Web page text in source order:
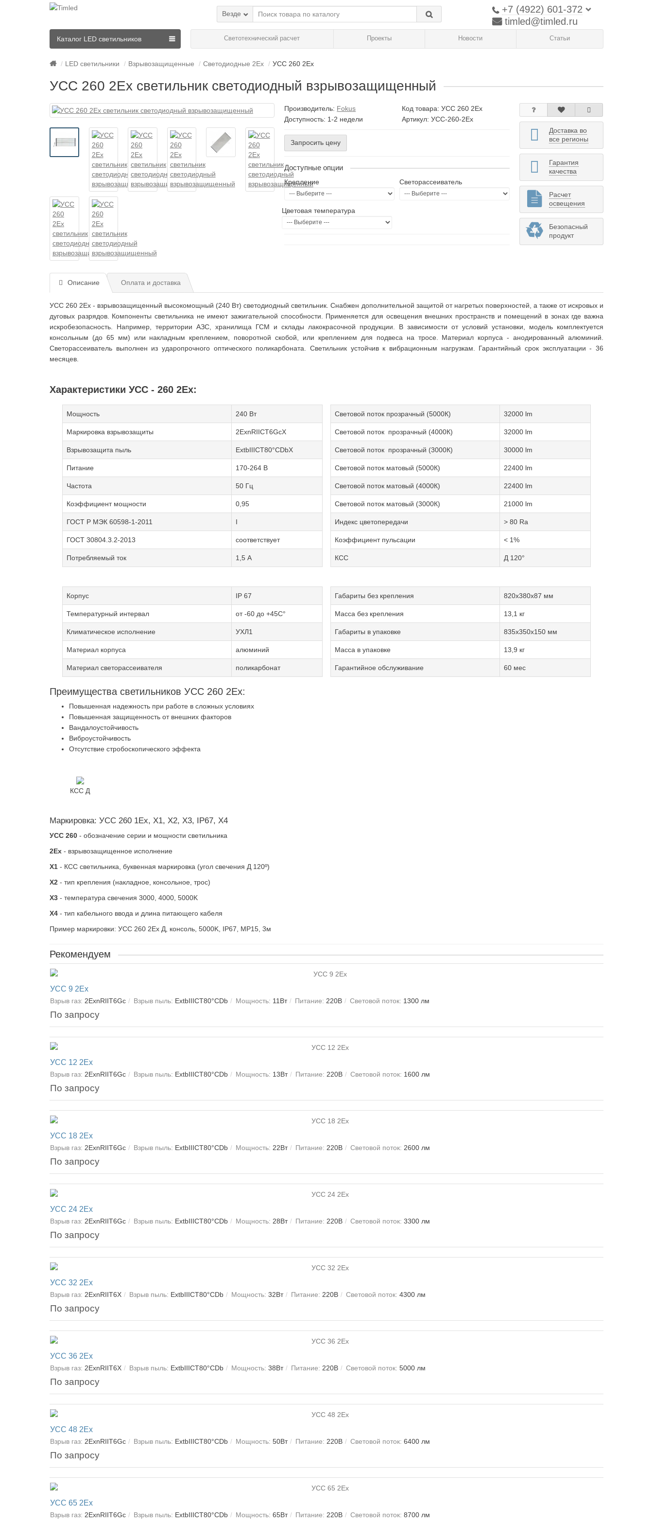
+7 (4922) 601-372
timled@timled.ru
Везде
Светотехнический расчет Проекты Новости Статьи
Каталог LED светильников
LED светильники Взрывозащищенные Светодиодные 2Ex УСС 260 2Ex
УСС 260 2Ex светильник светодиодный взрывозащищенный
Производитель: Fokus Код товара: УСС 260 2Ex
Доступность: 1-2 недели
Артикул: УСС-260-2Ex
Запросить цену
Доступные опции
Крепление Светорассеиватель
Цветовая температура
Доставка во
все регионы
Гарантия
качества
Расчет
освещения
Безопасный
продукт
Описание Оплата и доставка
УСС 260 2Ex - взрывозащищенный высокомощный (240 Вт) светодиодный светильник. Снабжен дополнительной защитой от нагретых поверхностей, а также от искровых и
дуговых разрядов. Компоненты светильника не имеют зажигательной способности. Применяется для освещения внешних пространств и помещений в зонах где важна
искробезопасность. Например, территории АЗС, хранилища ГСМ и склады лакокрасочной продукции. В зависимости от условий установки, модель комплектуется
консольным (до 65 мм) или накладным креплением, поворотной скобой, или креплением для подвеса на тросе. Материал корпуса - анодированный алюминий.
Светорассеиватель выполнен из ударопрочного оптического поликарбоната. Светильник устойчив к вибрационным нагрузкам. Гарантийный срок эксплуатации - 36
месяцев.
Характеристики УСС - 260 2Ex:
Мощность 240 Вт
Маркировка взрывозащиты 2ExnRІІCT6GcX
Взрывозащита пыль ExtbIIIСT80°CDbX
Питание 170-264 В
Частота 50 Гц
Коэффициент мощности 0,95
ГОСТ Р МЭК 60598-1-2011 I
ГОСТ 30804.3.2-2013 соответствует
Потребляемый ток 1,5 А
Световой поток прозрачный (5000К) 32000 lm
Световой поток прозрачный (4000К) 32000 lm
Световой поток прозрачный (3000К) 30000 lm
Световой поток матовый (5000К) 22400 lm
Световой поток матовый (4000К) 22400 lm
Световой поток матовый (3000К) 21000 lm
Индекс цветопередачи > 80 Ra
Коэффициент пульсации < 1%
КСС Д 120°
Корпус IP 67
Температурный интервал от -60 до +45С°
Климатическое исполнение УХЛ1
Материал корпуса алюминий
Материал светорассеивателя поликарбонат
Габариты без крепления 820х380х87 мм
Масса без крепления 13,1 кг
Габариты в упаковке 835х350х150 мм
Масса в упаковке 13,9 кг
Гарантийное обслуживание 60 мес
Преимущества светильников УСС 260 2Ex:
Повышенная надежность при работе в сложных условиях
Повышенная защищенность от внешних факторов
Вандалоустойчивость
Виброустойчивость
Отсутствие стробоскопического эффекта
КСС Д
Маркировка: УСС 260 1Ex, X1, X2, X3, IP67, X4
УСС 260 - обозначение серии и мощности светильника
2Ex - взрывозащищенное исполнение
X1 - КСС светильника, буквенная маркировка (угол свечения Д 120º)
X2 - тип крепления (накладное, консольное, трос)
X3 - температура свечения 3000, 4000, 5000K
X4 - тип кабельного ввода и длина питающего кабеля
Пример маркировки: УСС 260 2Ex Д, консоль, 5000K, IP67, MР15, 3м
Рекомендуем
УСС 9 2Ex
Взрыв газ: 2ExnRІІT6Gc Взрыв пыль: ExtbIIIСT80°CDb Мощность: 11Вт Питание: 220В Световой поток: 1300 лм
По запросу
УСС 12 2Ex
Взрыв газ: 2ExnRІІT6Gc Взрыв пыль: ExtbIIIСT80°CDb Мощность: 13Вт Питание: 220В Световой поток: 1600 лм
По запросу
УСС 18 2Ex
Взрыв газ: 2ExnRІІT6Gc Взрыв пыль: ExtbIIIСT80°CDb Мощность: 22Вт Питание: 220В Световой поток: 2600 лм
По запросу
УСС 24 2Ex
Взрыв газ: 2ExnRІІT6Gc Взрыв пыль: ExtbIIIСT80°CDb Мощность: 28Вт Питание: 220В Световой поток: 3300 лм
По запросу
УСС 32 2Ex
Взрыв газ: 2ExnRІІT6X Взрыв пыль: ExtbIIIСT80°CDb Мощность: 32Вт Питание: 220В Световой поток: 4300 лм
По запросу
УСС 36 2Ex
Взрыв газ: 2ExnRІІT6X Взрыв пыль: ExtbIIIСT80°CDb Мощность: 38Вт Питание: 220В Световой поток: 5000 лм
По запросу
УСС 48 2Ex
Взрыв газ: 2ExnRІІT6Gc Взрыв пыль: ExtbIIIСT80°CDb Мощность: 50Вт Питание: 220В Световой поток: 6400 лм
По запросу
УСС 65 2Ex
Взрыв газ: 2ExnRІІT6Gc Взрыв пыль: ExtbIIIСT80°CDb Мощность: 65Вт Питание: 220В Световой поток: 8700 лм